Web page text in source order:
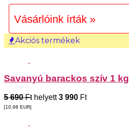
Vásárlóink írták »
Akciós termékek
Savanyú barackos szív 1 kg
5 690 Fthelyett3 990 Ft
[10.98 EUR]